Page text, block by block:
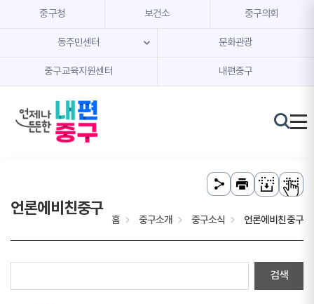
본문 내용 바로가기
주메뉴 바로가기
중구청 보건소 중구의회
동주민센터 문화관광
중구교육지원센터 내편중구
언론에비친중구
홈 중구소개 중구소식 언론에비친중구